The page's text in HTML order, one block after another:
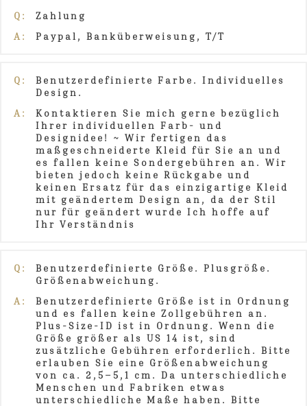
Q:
Zahlung
A:
Paypal, Banküberweisung, T/T
Q:
Benutzerdefinierte Farbe. Individuelles
Design.
A:
Kontaktieren Sie mich gerne bezüglich
Ihrer individuellen Farb- und
Designidee! ~ Wir fertigen das
maßgeschneiderte Kleid für Sie an und
es fallen keine Sondergebühren an. Wir
bieten jedoch keine Rückgabe und
keinen Ersatz für das einzigartige Kleid
mit geändertem Design an, da der Stil
nur für geändert wurde Ich hoffe auf
Ihr Verständnis
Q:
Benutzerdefinierte Größe. Plusgröße.
Größenabweichung.
A:
Benutzerdefinierte Größe ist in Ordnung
und es fallen keine Zollgebühren an.
Plus-Size-ID ist in Ordnung. Wenn die
Größe größer als US 14 ist, sind
zusätzliche Gebühren erforderlich. Bitte
erlauben Sie eine Größenabweichung
von ca. 2,5–5,1 cm. Da unterschiedliche
Menschen und Fabriken etwas
unterschiedliche Maße haben. Bitte